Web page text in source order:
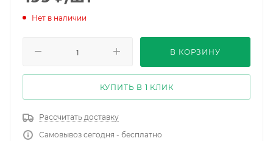
Нет в наличии
В КОРЗИНУ
КУПИТЬ В 1 КЛИК
Рассчитать доставку
Самовывоз сегодня - бесплатно